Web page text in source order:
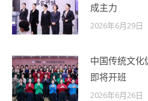
成主力
2026年6月29日
中国传统文化
即将开班
2026年6月26日